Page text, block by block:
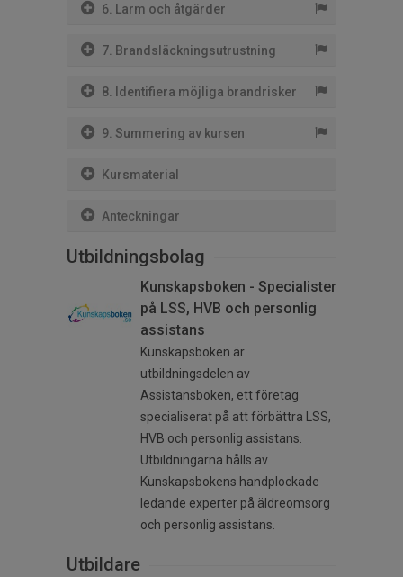
6. Larm och åtgärder
7. Brandsläckningsutrustning
8. Identifiera möjliga brandrisker
9. Summering av kursen
Kursmaterial
Anteckningar
Utbildningsbolag
Kunskapsboken - Specialister
på LSS, HVB och personlig
assistans
Kunskapsboken är
utbildningsdelen av
Assistansboken, ett företag
specialiserat på att förbättra LSS,
HVB och personlig assistans.
Utbildningarna hålls av
Kunskapsbokens handplockade
ledande experter på äldreomsorg
och personlig assistans.
Utbildare